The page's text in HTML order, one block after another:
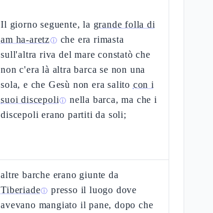
Il giorno seguente, la grande folla di
am ha-aretzⓘ che era rimasta
sull'altra riva del mare constatò che
non c'era là altra barca se non una
sola, e che Gesù non era salito con i
suoi discepoli ⓘ nella barca, ma che i
discepoli erano partiti da soli;
altre barche erano giunte da
Tiberiadeⓘ presso il luogo dove
avevano mangiato il pane, dopo che